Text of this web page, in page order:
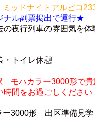
ッドナイトアルピコ
ナル副票掲出で運行★
の夜行列車の雰囲気を体
トイレ休憩
ハカラー3000形で貴
間をお過ごしください
3000形 出区準備見学